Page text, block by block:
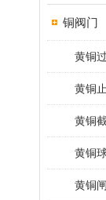
铜阀门
黄铜
黄铜
黄铜
黄铜
黄铜